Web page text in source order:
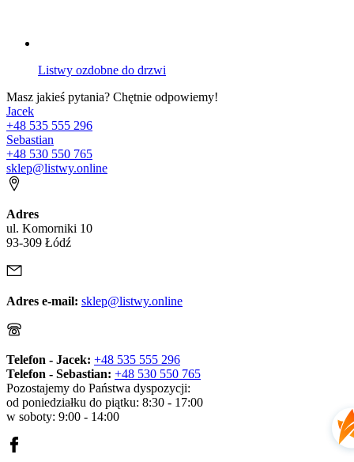
Listwy ozdobne do drzwi
Masz jakieś pytania? Chętnie odpowiemy!
Jacek
+48 535 555 296
Sebastian
+48 530 550 765
sklep@listwy.online
Adres
ul. Komorniki 10
93-309 Łódź
Adres e-mail: sklep@listwy.online
Telefon - Jacek: +48 535 555 296
Telefon - Sebastian: +48 530 550 765
Pozostajemy do Państwa dyspozycji:
od poniedziałku do piątku: 8:30 - 17:00
w soboty: 9:00 - 14:00